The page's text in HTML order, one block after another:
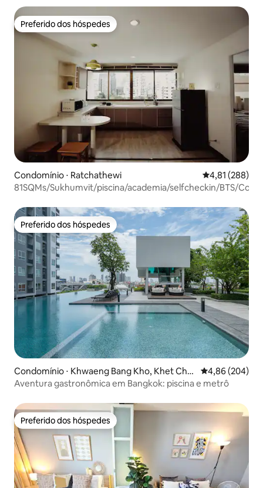
Preferido dos hóspedes
Preferido dos hóspedes
Condomínio ⋅ Ratchathewi 4,81 de uma
4,81 (288)
81SQMs/Sukhumvit/piscina/academia/selfcheckin/BTS/
Preferido dos hóspedes
Preferido dos hóspedes
Condomínio ⋅ Khwaeng Bang Kho, Khet Cho
m Thong,
4,86 de uma
4,86 (204)
Aventura gastronômica em Bangkok: piscina e metrô
Preferido dos hóspedes
Preferido dos hóspedes